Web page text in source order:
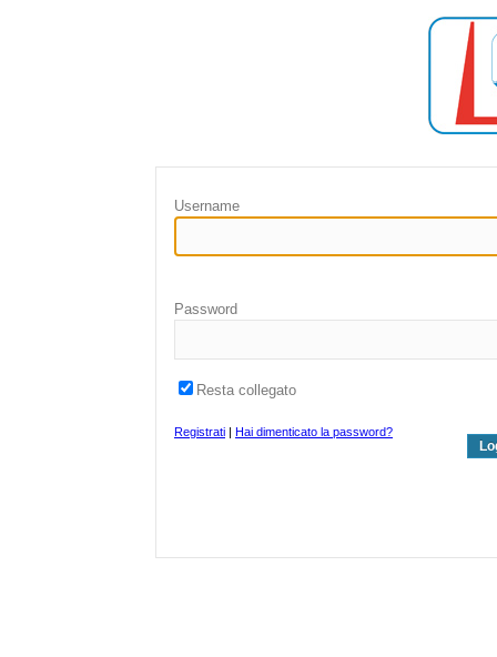
Username
Password
Resta collegato
Registrati Hai dimenticato la password?